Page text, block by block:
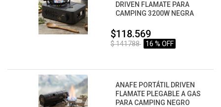
DRIVEN FLAMATE PARA
CAMPING 3200W NEGRA
$118.569
$ 141788 16 % OFF
ANAFE PORTÁTIL DRIVEN
FLAMATE PLEGABLE A GAS
PARA CAMPING NEGRO